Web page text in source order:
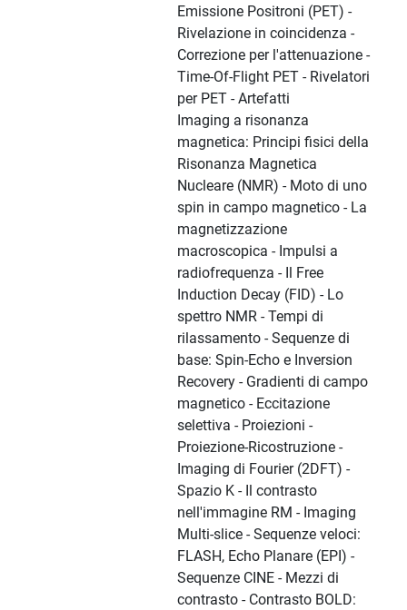
Emissione Positroni (PET) -
Rivelazione in coincidenza -
Correzione per l'attenuazione -
Time-Of-Flight PET - Rivelatori
per PET - Artefatti
Imaging a risonanza
magnetica: Principi fisici della
Risonanza Magnetica
Nucleare (NMR) - Moto di uno
spin in campo magnetico - La
magnetizzazione
macroscopica - Impulsi a
radiofrequenza - Il Free
Induction Decay (FID) - Lo
spettro NMR - Tempi di
rilassamento - Sequenze di
base: Spin-Echo e Inversion
Recovery - Gradienti di campo
magnetico - Eccitazione
selettiva - Proiezioni -
Proiezione-Ricostruzione -
Imaging di Fourier (2DFT) -
Spazio K - Il contrasto
nell'immagine RM - Imaging
Multi-slice - Sequenze veloci:
FLASH, Echo Planare (EPI) -
Sequenze CINE - Mezzi di
contrasto - Contrasto BOLD: